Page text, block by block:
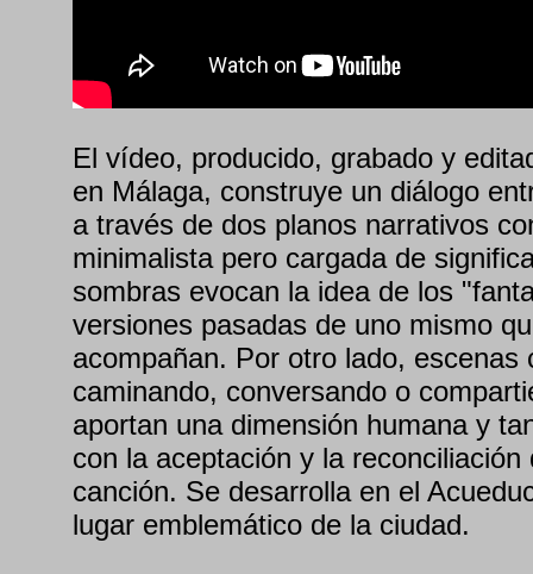
El vídeo, producido, grabado y
en Málaga, construye un diálogo
a través de dos planos narrativos
minimalista pero cargada de
sombras evocan la idea de los
versiones pasadas de uno mismo
acompañan. Por otro lado, escenas
caminando, conversando o
aportan una dimensión humana y
con la aceptación y la reconciliación
canción. Se desarrolla en el
lugar emblemático de la ciudad.